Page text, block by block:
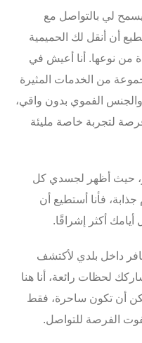
لي بالتواصل مع
أن أنقل لك الحميمية
من نوعها. أنا أعيش في
من الخدمات المثيرة
والجنس الفموي بدون واقي،
لتجربة خاصة مليئة
حيث أظهر لجسدي كل
جذابة، فأنا أستطيع أن
أيامك أكثر إشراقًا.
داخل بلدي لأكتشف
لحظات رائعة، أنا هنا
أن تكون ساحرة، فقط
الفرصة للتواصل.